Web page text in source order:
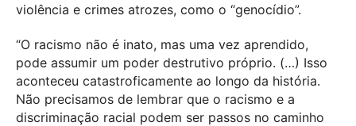
violência e crimes atrozes, como o “genocídio”.
“O racismo não é inato, mas uma vez aprendido,
pode assumir um poder destrutivo próprio. (…) Isso
aconteceu catastroficamente ao longo da história.
Não precisamos de lembrar que o racismo e a
discriminação racial podem ser passos no caminho